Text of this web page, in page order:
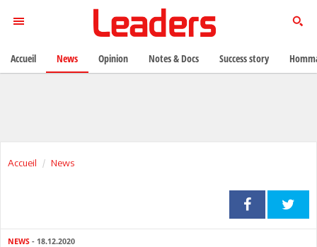
Accueil News
NEWS - 18.12.2020
Accueil News Opinion Notes & Docs Success story